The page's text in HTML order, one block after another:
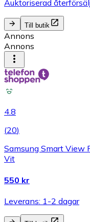
Auktoriserad
Till butik
Annons
Annons
4.8
(20)
Samsung Smart View
Vit
550 kr
Leverans: 1-2 dagar